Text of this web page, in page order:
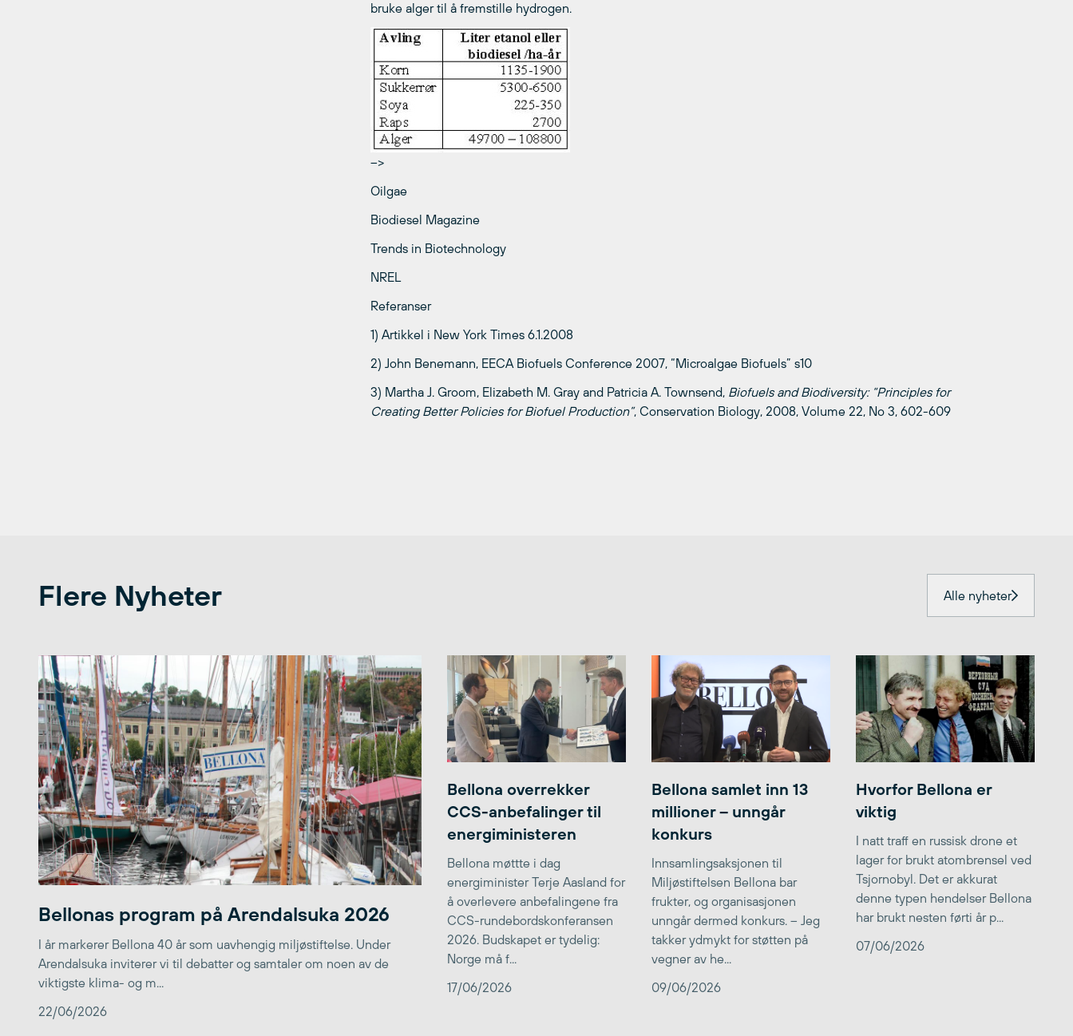
bruke alger til å fremstille hydrogen.
–>
Oilgae
Biodiesel Magazine
Trends in Biotechnology
NREL
Referanser
1) Artikkel i New York Times 6.1.2008
2) John Benemann, EECA Biofuels Conference 2007, “Microalgae Biofuels” s10
3) Martha J. Groom, Elizabeth M. Gray and Patricia A. Townsend, Biofuels and Biodiversity: “Principles for
Creating Better Policies for Biofuel Production”, Conservation Biology, 2008, Volume 22, No 3, 602-609
Flere Nyheter Alle nyheter
Bellonas program på Arendalsuka 2026
I år markerer Bellona 40 år som uavhengig miljøstiftelse. Under
Arendalsuka inviterer vi til debatter og samtaler om noen av de
viktigste klima- og m...
22/06/2026
Bellona overrekker
CCS-anbefalinger til
energiministeren
Bellona møttte i dag
energiminister Terje Aasland for
å overlevere anbefalingene fra
CCS-rundebordskonferansen
2026. Budskapet er tydelig:
Norge må f...
17/06/2026
Bellona samlet inn 13
millioner – unngår
konkurs
Innsamlingsaksjonen til
Miljøstiftelsen Bellona bar
frukter, og organisasjonen
unngår dermed konkurs. – Jeg
takker ydmykt for støtten på
vegner av he...
09/06/2026
Hvorfor Bellona er
viktig
I natt traff en russisk drone et
lager for brukt atombrensel ved
Tsjornobyl. Det er akkurat
denne typen hendelser Bellona
har brukt nesten førti år p...
07/06/2026